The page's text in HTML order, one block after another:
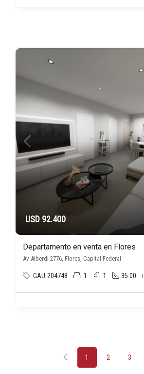
USD 92.400
Departamento en venta en Flores
Av Alberdi 2776, Flores, Capital Federal
GAU-204748 1 1 35.00
1 2 3